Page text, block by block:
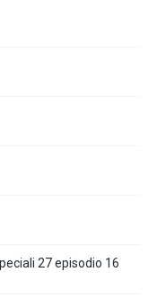
27 episodio 16